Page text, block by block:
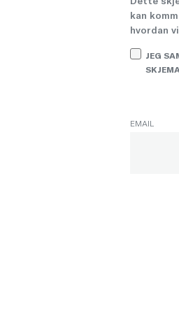
kan
hvordan
JEG
EMAIL